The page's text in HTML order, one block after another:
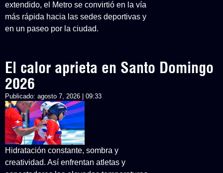
extendido, el Metro se convirtió en la vía
más rápida hacia las sedes deportivas y
en un paseo por la ciudad.
El calor aprieta en Santo Domingo
2026
Publicado: agosto 7, 2026 | 09:33
Hidratación constante, sombra y
creatividad. Así enfrentan atletas y